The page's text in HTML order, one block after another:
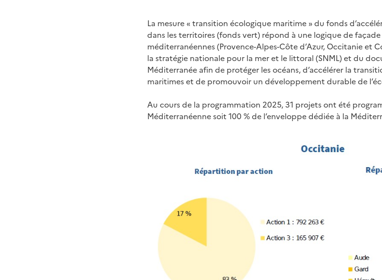
La mesure « transition écologique maritime » du fonds
dans les territoires (fonds vert) répond à une logique de
méditerranéennes (Provence-Alpes-Côte d’Azur, Occitanie et
la stratégie nationale pour la mer et le littoral (SNML) et du
Méditerranée afin de protéger les océans, d’accélérer la
maritimes et de promouvoir un développement durable de
Au cours de la programmation 2025, 31 projets ont été
Méditerranéenne soit 100 % de l’enveloppe dédiée à la